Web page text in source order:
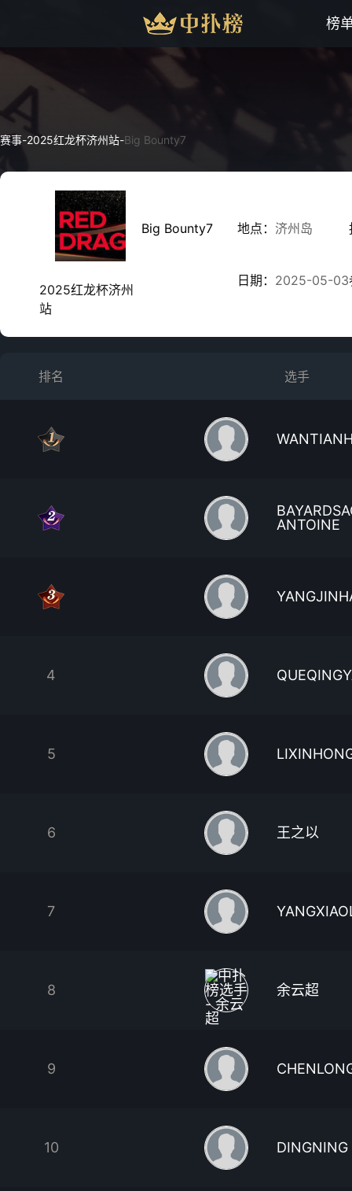
榜
赛事-2025红龙杯济州站-Big Bounty7
2025红龙杯济州
站
Big Bounty7 地点： 济州岛
日期： 2025-05-03
排名 选手
ANTOINE
4
5
6 王之以
7
8 余云超
9
10 DINGNING